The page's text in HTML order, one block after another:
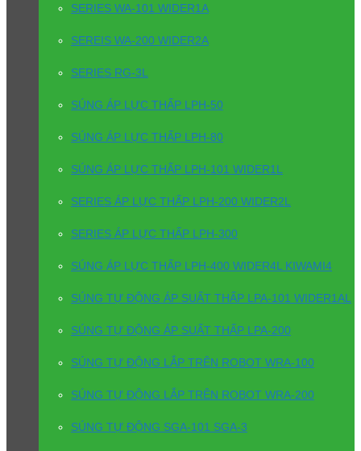
SERIES WA-101 WIDER1A
SEREIS WA-200 WIDER2A
SERIES RG-3L
SÚNG ÁP LỰC THẤP LPH-50
SÚNG ÁP LỰC THẤP LPH-80
SÚNG ÁP LỰC THẤP LPH-101 WIDER1L
SERIES ÁP LỰC THẤP LPH-200 WIDER2L
SERIES ÁP LỰC THẤP LPH-300
SÚNG ÁP LỰC THẤP LPH-400 WIDER4L KIWAMI4
SÚNG TỰ ĐỘNG ÁP SUẤT THẤP LPA-101 WIDER1AL
SÚNG TỰ ĐỘNG ÁP SUẤT THẤP LPA-200
SÚNG TỰ ĐỘNG LẮP TRÊN ROBOT WRA-100
SÚNG TỰ ĐỘNG LẮP TRÊN ROBOT WRA-200
SÚNG TỰ ĐỘNG SGA-101 SGA-3